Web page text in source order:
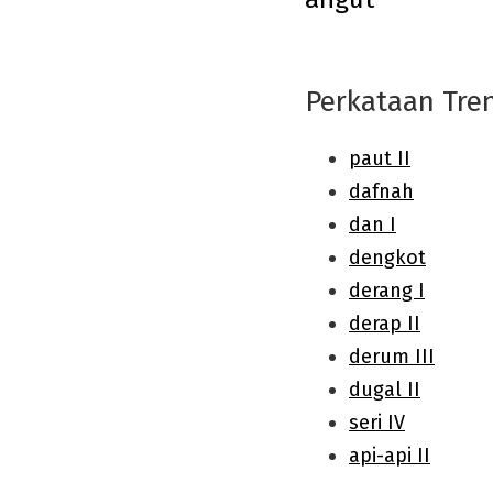
Perkataan